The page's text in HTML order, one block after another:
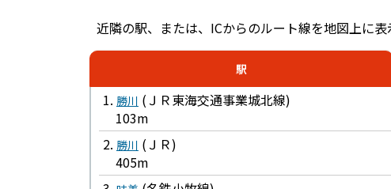
近隣の駅、または、ICからのルート線を地図上に表
駅
1. 勝川 (ＪＲ東海交通事業城北線)
103m
2. 勝川 (ＪＲ)
405m